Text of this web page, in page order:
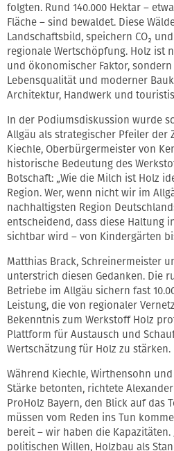
folgten. Rund 140.000 Hektar –
Fläche – sind bewaldet. Diese
Landschaftsbild, speichern CO₂
regionale Wertschöpfung. Holz ist
und ökonomischer Faktor,
Lebensqualität und moderner
Architektur, Handwerk und
In der Podiumsdiskussion wurde
Allgäu als strategischer Pfeiler der
Kiechle, Oberbürgermeister von
historische Bedeutung des
Botschaft: „Wie die Milch ist Holz
Region. Wer, wenn nicht wir im
nachhaltigsten Region
entscheidend, dass diese Haltung
sichtbar wird – von Kindergärten
Matthias Brack, Schreinermeister
unterstrich diesen Gedanken. Die
Betriebe im Allgäu sichern fast
Leistung, die von regionaler
Bekenntnis zum Werkstoff Holz
Plattform für Austausch und
Wertschätzung für Holz zu stärken.
Während Kiechle, Wirthensohn
Stärke betonten, richtete
ProHolz Bayern, den Blick auf das
müssen vom Reden ins Tun
bereit – wir haben die Kapazitäten.
politischen Willen, Holzbau als